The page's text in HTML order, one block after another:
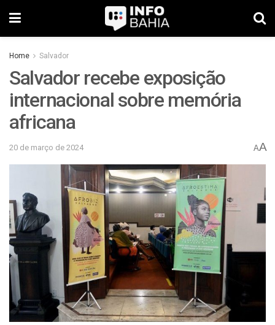
Home Salvador
Salvador recebe exposição
internacional sobre memória
africana
20 de março de 2024 AA